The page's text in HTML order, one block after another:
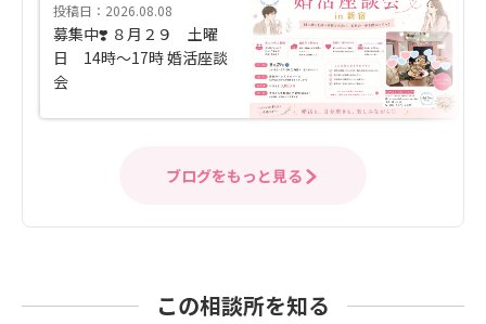
投稿日：2026.08.08
募集中❣️ ８月２９ 土曜
日 14時〜17時 婚活座談
会
ブログをもっと見る
この相談所を知る